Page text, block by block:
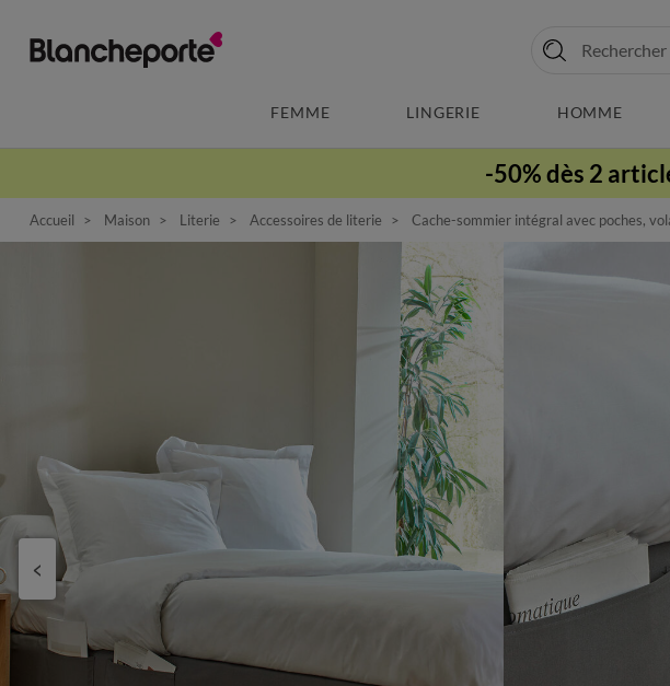
FEMME LINGERIE HOMME
-50% dès 2
Accueil Maison Literie Accessoires de literie Cache-sommier intégral avec poches,